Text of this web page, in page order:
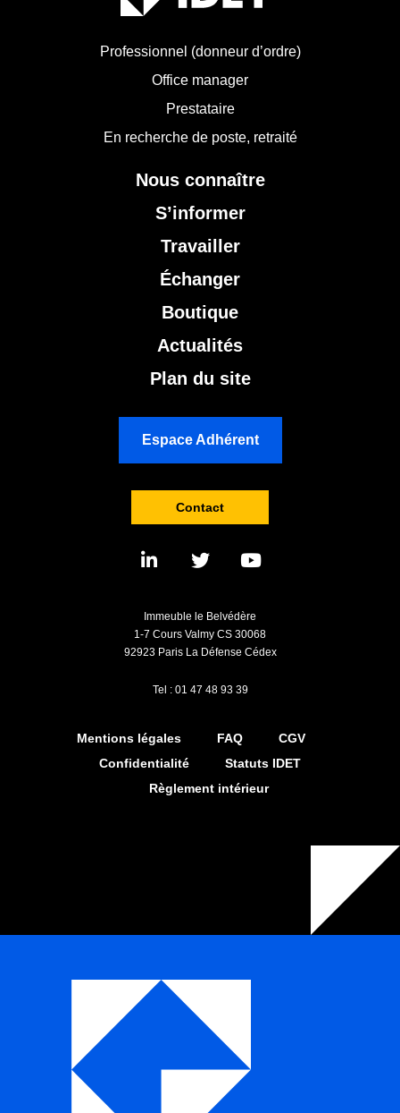
Professionnel (donneur d’ordre)
Office manager
Prestataire
En recherche de poste, retraité
Nous connaître
S’informer
Travailler
Échanger
Boutique
Actualités
Plan du site
Espace Adhérent
Contact
Immeuble le Belvédère
1-7 Cours Valmy CS 30068
92923 Paris La Défense Cédex
Tel : 01 47 48 93 39
Mentions légales FAQ
CGV
Confidentialité
Statuts IDET
Règlement intérieur